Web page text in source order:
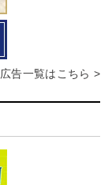
告一覧はこちら >